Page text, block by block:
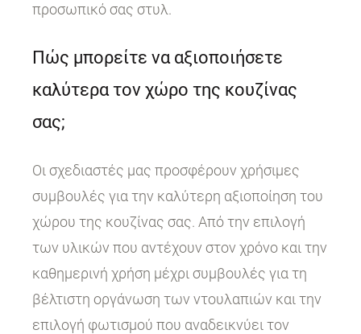
προσωπικό σας στυλ.
Πώς μπορείτε να αξιοποιήσετε
καλύτερα τον χώρο της κουζίνας
σας;
Οι σχεδιαστές μας προσφέρουν χρήσιμες
συμβουλές για την καλύτερη αξιοποίηση του
χώρου της κουζίνας σας. Από την επιλογή
των υλικών που αντέχουν στον χρόνο και την
καθημερινή χρήση μέχρι συμβουλές για τη
βέλτιστη οργάνωση των ντουλαπιών και την
επιλογή φωτισμού που αναδεικνύει τον